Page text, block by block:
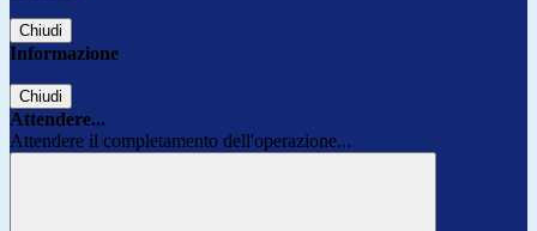
Chiudi
Informazione
Chiudi
Attendere...
Attendere il completamento dell'operazione...